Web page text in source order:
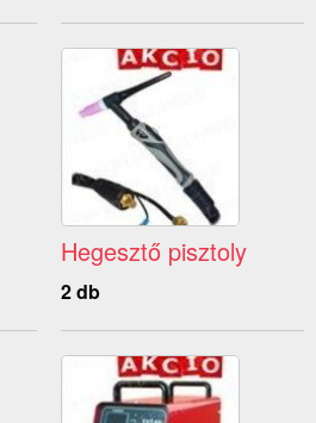
Hegesztő pisztoly
2 db